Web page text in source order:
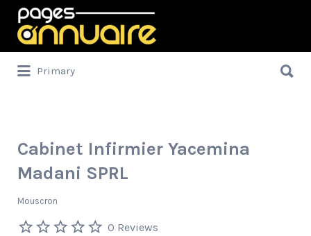
Rechercher:
Primary
Cabinet Infirmier Yacemina
Madani SPRL
Mouscron
0 Reviews